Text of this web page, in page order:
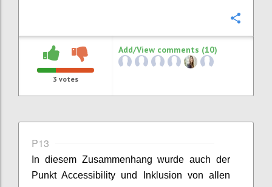
3 votes
Add/View comments (10)
P13
In diesem Zusammenhang wurde auch der
PunktAccessibility und Inklusion von allen